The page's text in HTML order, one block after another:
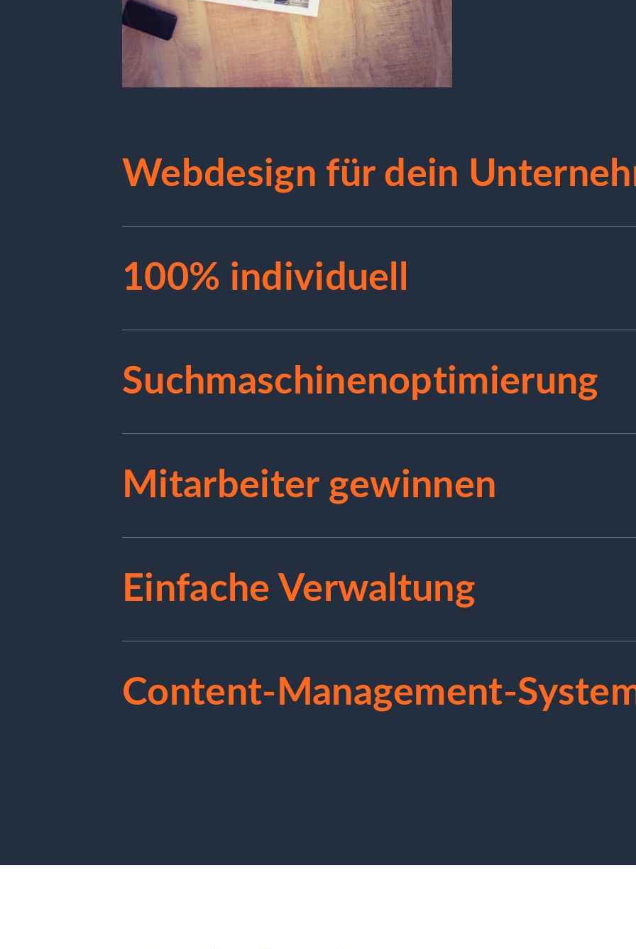
Webdesign für dein
100% individuell
Suchmaschinenoptimierung
Mitarbeiter gewinnen
Einfache Verwaltung
Content-Management-